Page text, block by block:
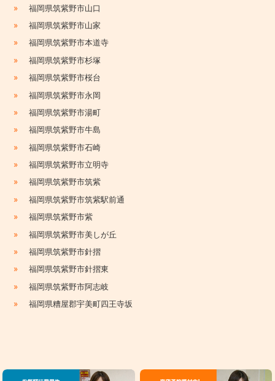
» 福岡県筑紫野市山口
» 福岡県筑紫野市山家
» 福岡県筑紫野市本道寺
» 福岡県筑紫野市杉塚
» 福岡県筑紫野市桜台
» 福岡県筑紫野市永岡
» 福岡県筑紫野市湯町
» 福岡県筑紫野市牛島
» 福岡県筑紫野市石崎
» 福岡県筑紫野市立明寺
» 福岡県筑紫野市筑紫
» 福岡県筑紫野市筑紫駅前通
» 福岡県筑紫野市紫
» 福岡県筑紫野市美しが丘
» 福岡県筑紫野市針摺
» 福岡県筑紫野市針摺東
» 福岡県筑紫野市阿志岐
» 福岡県糟屋郡宇美町四王寺坂